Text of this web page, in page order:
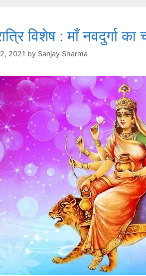
विशेष : माँ नवदुर्गा
2021 by Sanjay Sharma